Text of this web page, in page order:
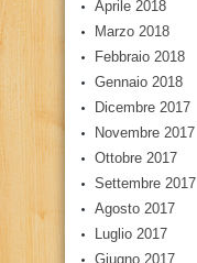
Aprile 2018
Marzo 2018
Febbraio 2018
Gennaio 2018
Dicembre 2017
Novembre 2017
Ottobre 2017
Settembre 2017
Agosto 2017
Luglio 2017
Giugno 2017